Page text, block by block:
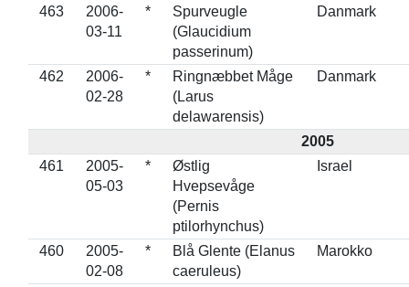
463
2006-
03-11
*
Spurveugle
(Glaucidium
passerinum)
Danmark
462
2006-
02-28
*
Ringnæbbet Måge
(Larus
delawarensis)
Danmark
2005
461
2005-
05-03
*
Østlig
Hvepsevåge
(Pernis
ptilorhynchus)
Israel
460
2005-
02-08
*
Blå Glente (Elanus
caeruleus)
Marokko